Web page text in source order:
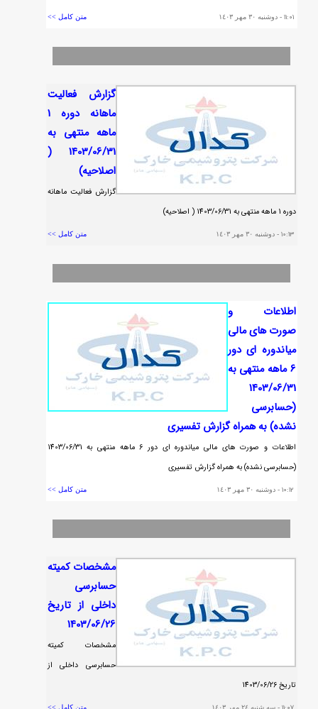
١١:٠١ - دوشنبه ٣٠ مهر ١٤٠٣ متن کامل >>
گزارش فعاليت
ماهانه دوره 1
ماهه منتهي به
1403/06/31 (
اصلاحيه)
گزارش فعاليت ماهانه
دوره 1 ماهه منتهي به 1403/06/31 ( اصلاحيه)
١٠:١٣ - دوشنبه ٣٠ مهر ١٤٠٣ متن کامل >>
اطلاعات و
صورت هاي مالي
مياندوره اي دور
6 ماهه منتهي به
1403/06/31
(حسابرسي
نشده) به همراه گزارش تفسيري
اطلاعات و صورت هاي مالي مياندوره اي دور 6 ماهه منتهي به 1403/06/31
(حسابرسي نشده) به همراه گزارش تفسيري
١٠:١٢ - دوشنبه ٣٠ مهر ١٤٠٣ متن کامل >>
مشخصات كميته
حسابرسي
داخلي از تاريخ
1403/06/26
مشخصات كميته
حسابرسي داخلي از
تاريخ 1403/06/26
- سه شنبه ٢٤ مهر ١٤٠٣ متن کامل >>